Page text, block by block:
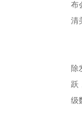
布
清
除
跃
级